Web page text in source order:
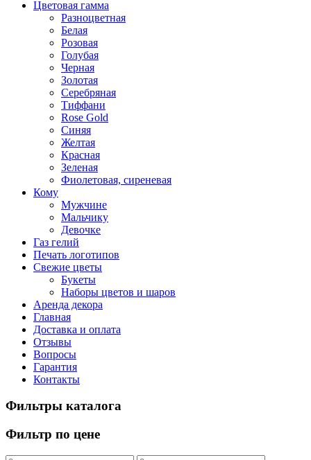
Цветовая гамма
Разноцветная
Белая
Розовая
Голубая
Черная
Золотая
Серебряная
Тиффани
Rose Gold
Синяя
Желтая
Красная
Зеленая
Фиолетовая, сиреневая
Кому
Мужчине
Мальчику
Девочке
Газ гелий
Печать логотипов
Свежие цветы
Букеты
Наборы цветов и шаров
Аренда декора
Главная
Доставка и оплата
Отзывы
Вопросы
Гарантия
Контакты
Фильтры каталога
Фильтр по цене